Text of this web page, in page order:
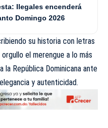
Ilegales encenderá
Domingo 2026
su historia con letras
el merengue a lo más
la República Dominicana ante
y autenticidad.